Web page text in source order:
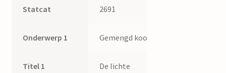
Statcat 2691
Onderwerp 1 Gemengd koor
Titel 1
De lichte